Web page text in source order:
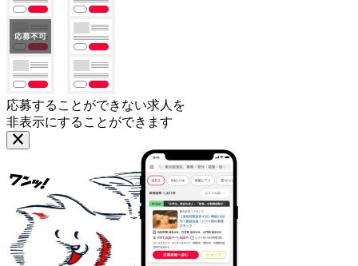
応募することができない求人を
非表示にすることができます